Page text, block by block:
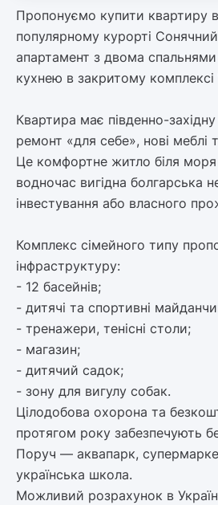
Пропонуємо купити квартиру в
популярному курорті
апартамент з двома
кухнею в закритому
Квартира має південно-
ремонт «для себе», нові меблі
Це комфортне житло біля моря
водночас вигідна болгарська
інвестування або власного
Комплекс сімейного типу
інфраструктуру:
- 12 басейнів;
- дитячі та спортивні
- тренажери, тенісні столи;
- магазин;
- дитячий садок;
- зону для вигулу собак.
Цілодобова охорона та
протягом року забезпечують
Поруч — аквапарк,
українська школа.
Можливий розрахунок в